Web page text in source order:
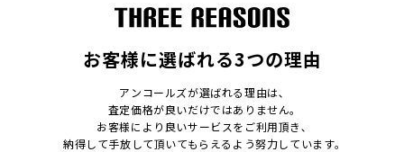
お客様に選ばれる3つの理由
アンコールズが選ばれる理由は､
査定価格が良いだけではありません｡
お客様により良いサービスをご利用頂き､
納得して手放して頂いてもらえるよう努力しています｡